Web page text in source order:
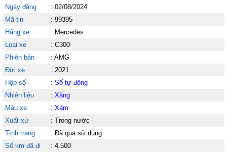
Ngày đăng : 02/08/2024
Mã tin
: 99395
Hãng xe
: Mercedes
Loại xe
: C300
Phiên bản
: AMG
Đời xe
: 2021
Hộp số
: Số tự động
Nhiên liệu
: Xăng
Màu xe
: Xám
Xuất xứ
: Trong nước
Tình trạng
: Đã qua sử dụng
Số km đã đi
: 4.500